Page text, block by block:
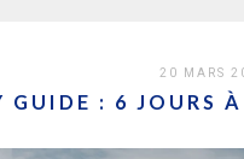
20 MARS
GUIDE : 6 JOURS